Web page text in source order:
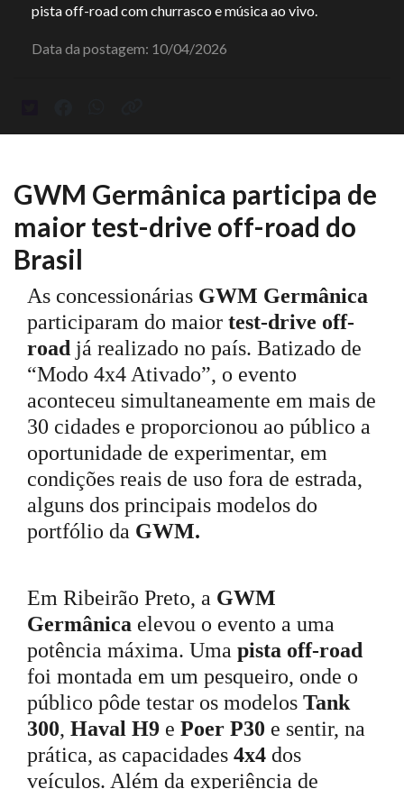
pista off-road com churrasco e música ao vivo.
Data da postagem: 10/04/2026
GWM Germânica participa de
maior test-drive off-road do
Brasil
As concessionárias GWM Germânica
participaram do maior test-drive off-
road já realizado no país. Batizado de
“Modo 4x4 Ativado”, o evento
aconteceu simultaneamente em mais de
30 cidades e proporcionou ao público a
oportunidade de experimentar, em
condições reais de uso fora de estrada,
alguns dos principais modelos do
portfólio da GWM.
Em Ribeirão Preto, a GWM
Germânica elevou o evento a uma
potência máxima. Uma pista off-road
foi montada em um pesqueiro, onde o
público pôde testar os modelos Tank
300, Haval H9 e Poer P30 e sentir, na
prática, as capacidades 4x4 dos
veículos. Além da experiência de